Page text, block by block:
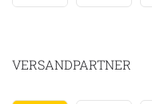
VERSANDPARTNER